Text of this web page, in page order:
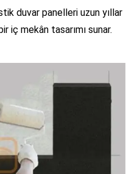
duvar panelleri uzun yıllar
iç mekân tasarımı sunar.